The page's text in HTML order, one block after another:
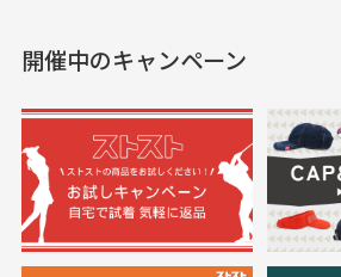
満足です。
送料はいくらかかりますか？
何点ご購入頂いた場合も全国一
いております。(1配送先につき)
また5,000円(税込)以上お買い物を
※必ず１つのショッピングカート
実寸サイズについて
一点一点手作業で計測しておりま
差が生じる場合がございます。
においについて
開催中のキャンペーン